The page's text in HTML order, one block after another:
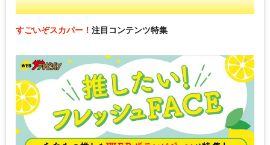
すごいぞスカパー！ 注目コンテンツ特集